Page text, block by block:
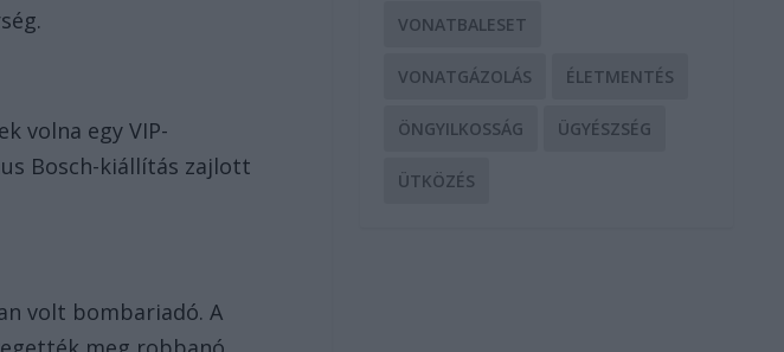
volna egy VIP-
Bosch-kiállítás zajlott
volt bombariadó. A
VONATBALESET
VONATGÁZOLÁS ÉLETMENTÉS
ÖNGYILKOSSÁG ÜGYÉSZSÉG
ÜTKÖZÉS